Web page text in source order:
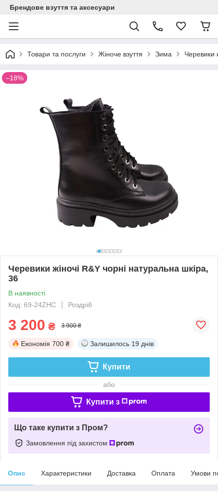
Брендове взуття та аксесуари
Товари та послуги Жіноче взуття Зима Черевики
–18%
Черевики жіночі R&Y чорні натуральна шкіра,
36
В наявності
Код: 69-24ZHC
Роздріб
3 200 ₴ 3 900 ₴
Економія 700 ₴ Залишилось 19 днів
Купити
або
Купити з
Що таке купити з Пром?
Замовлення під захистом
Опис Характеристики Доставка Оплата Умови